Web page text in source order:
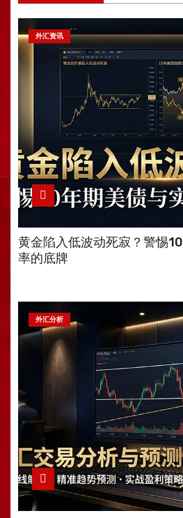
外汇资讯
黄金陷入低波动死寂？警惕
率的底牌
外汇分析